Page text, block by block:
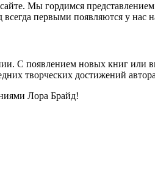
Мы гордимся представлением
первыми появляются у нас
С появлением новых книг или
творческих достижений
Лора Брайд!